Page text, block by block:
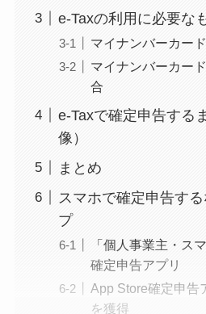
e-Taxの利用に必要な
マイナンバーカー
マイナンバーカー
合
e-Taxで確定申告する
像）
まとめ
スマホで確定申告す
プ
「個人事業主・ス
確定申告アプリ
App Store確定申告
を獲得